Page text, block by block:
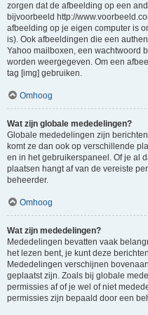
zorgen dat de afbeelding op een
bijvoorbeeld http://
afbeelding op je eigen computer is
is). Ook afbeeldingen die een
Yahoo mailboxen, een wachtwoord
worden weergegeven. Om een
tag [img] gebruiken.
Omhoog
Wat zijn globale mededelingen?
Globale mededelingen zijn
komt ze dan ook op verschillende
en in het gebruikerspaneel. Of je al
plaatsen hangt af van de vereiste
beheerder.
Omhoog
Wat zijn mededelingen?
Mededelingen bevatten vaak
het lezen bent, je kunt deze
Mededelingen verschijnen
geplaatst zijn. Zoals bij globale
permissies af of je wel of niet
permissies zijn bepaald door een